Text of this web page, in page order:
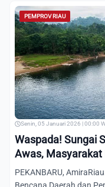
PEMPROV RIAU
Senin, 05 Januari 2026 | 00:00
Waspada! Sungai
Awas,
PEKANBARU,